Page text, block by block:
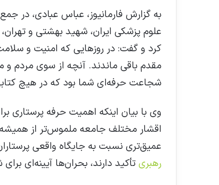
به گزارش فارمانیوز، عباس عبادی، در
کرد و گفت: در روزهایی که امنیت و
مقدم باقی ماندند. آنچه از سوی مردم
شجاعت حرفه‌ای شما بود که در هیچ
وی با بیان اینکه اهمیت حرفه پرستاری
اقشار مختلف جامعه ملموس‌تر از
عمیق‌تری نسبت به جایگاه واقعی
رهبری تأکید دارند، بحران‌ها آیینه‌ای